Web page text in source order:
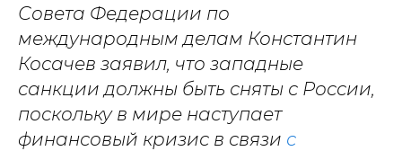
Совета Федерации по
международным делам Константин
Косачев заявил, что западные
санкции должны быть сняты с России,
поскольку в мире наступает
финансовый кризис в связи с